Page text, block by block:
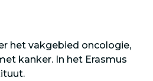
het vakgebied oncologie,
kanker. In het Erasmus